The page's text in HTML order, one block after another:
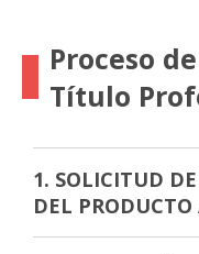
Proceso
Título
1. SOLICITUD
DEL